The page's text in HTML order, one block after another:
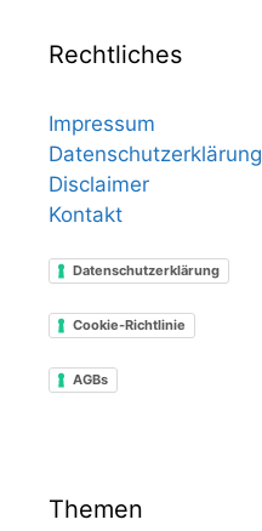
Rechtliches
Impressum
Datenschutzerklärung
Disclaimer
Kontakt
Datenschutzerklärung
Cookie-Richtlinie
AGBs
Themen